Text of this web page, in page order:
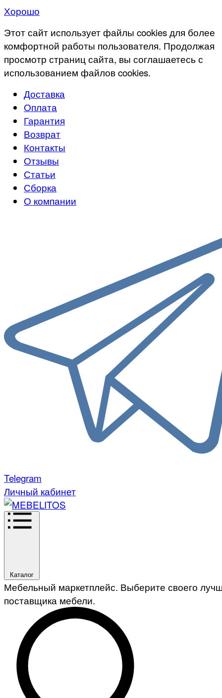
Хорошо
Этот сайт использует файлы cookies для более
комфортной работы пользователя. Продолжая
просмотр страниц сайта, вы соглашаетесь с
использованием файлов cookies.
Доставка
Оплата
Гарантия
Возврат
Контакты
Отзывы
Статьи
Сборка
О компании
Telegram
Личный кабинет
Каталог
Мебельный маркетплейс. Выберите своего
поставщика мебели.